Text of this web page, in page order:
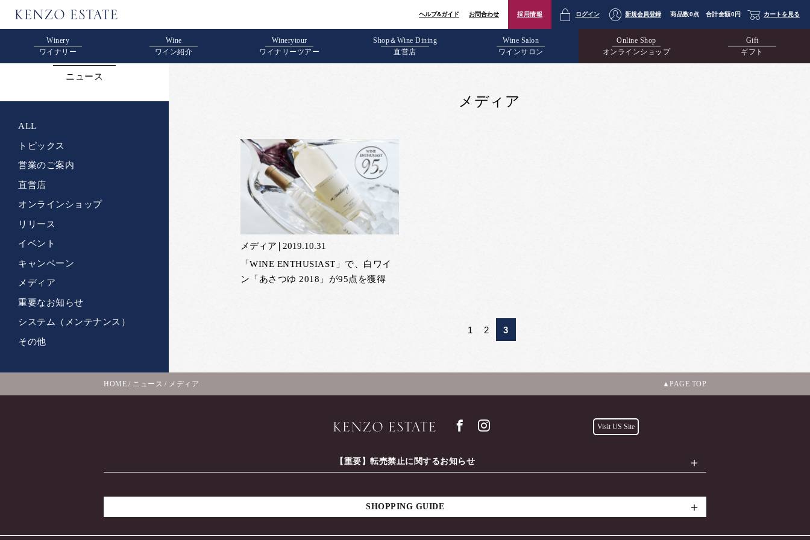
ヘルプ&ガイド お問合わせ 採用情報 ログイン 新規会員登録 商品数0点 合計金額0円 カートを見る
Winery
ワイナリー
Wine
ワイン紹介
Winerytour
ワイナリーツアー
Shop＆Wine Dining
直営店
Wine Salon
ワインサロン
Online Shop
オンラインショップ
Gift
ギフト
NEWS
ニュース
ALL
トピックス
営業のご案内
直営店
オンラインショップ
リリース
イベント
キャンペーン
メディア
重要なお知らせ
システム（メンテナンス）
その他
メディア
メディア
2019.10.31
「WINE ENTHUSIAST」で、白ワイ
ン「あさつゆ 2018」が95点を獲得
1 2 3
HOME / ニュース / メディア PAGE TOP
Visit US Site
【重要】転売禁止に関するお知らせ
SHOPPING GUIDE